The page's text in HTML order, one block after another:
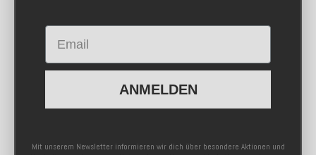
Email
ANMELDEN
Mit unserem Newsletter informieren wir dich über besondere Aktionen und